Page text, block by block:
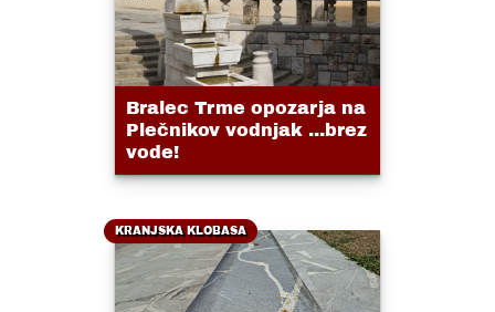
Bralec Trme opozarja na
Plečnikov vodnjak ...brez
vode!
KRANJSKA KLOBASA